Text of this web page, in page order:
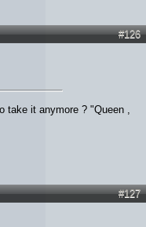
#126
take it anymore ? "Queen ,
#127